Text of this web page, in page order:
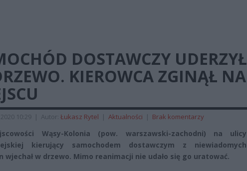
DOSTAWCZY UDERZYŁ
KIEROWCA ZGINĄŁ NA
10:29 | Autor: Łukasz Rytel | Aktualności | Brak komentarzy
Wąsy-Kolonia (pow. warszawski-zachodni) na ulicy
kierujący samochodem dostawczym z niewiadomych
wjechał w drzewo. Mimo reanimacji nie udało się go uratować.